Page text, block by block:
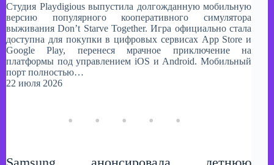
Студия Playdigious выпустила долгожданную мобильную
версию популярного кооперативного симулятора
выживания Don’t Starve Together. Игра официально стала
доступна для покупки в цифровых сервисах App Store и
Google Play, перенеся мрачное приключение на
платформы под управлением iOS и Android.​ Мобильный
порт полностью…
22 июля 2026